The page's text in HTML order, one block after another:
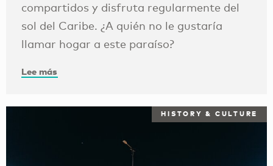
compartidos y disfruta regularmente del
sol del Caribe. ¿A quién no le gustaría
llamar hogar a este paraíso?
Lee más
HISTORY & CULTURE